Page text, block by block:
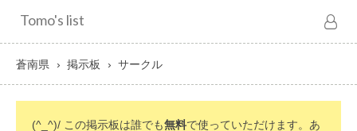
Tomo's list
蒼南県 掲示板 サークル
(^_^)/ この掲示板は誰でも無料で使っていただけます。あ